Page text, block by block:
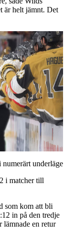
är helt jämnt. Det
underläge
i matcher till
som kom att bli
in på den tredje
en retur